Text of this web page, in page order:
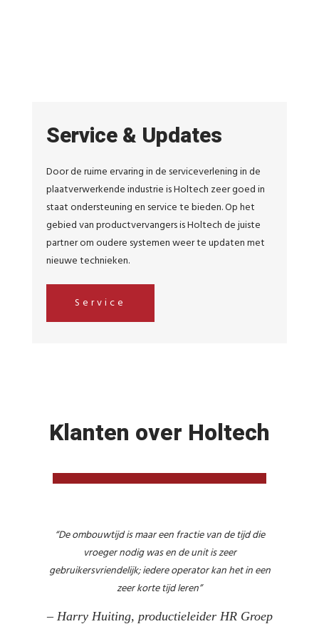
Service & Updates
Door de ruime ervaring in de serviceverlening in de
plaatverwerkende industrie is Holtech zeer goed in
staat ondersteuning en service te bieden. Op het
gebied van productvervangers is Holtech de juiste
partner om oudere systemen weer te updaten met
nieuwe technieken.
Service
Klanten over Holtech
“De ombouwtijd is maar een fractie van de tijd die
vroeger nodig was en de unit is zeer
gebruikersvriendelijk; iedere operator kan het in een
zeer korte tijd leren”
– Harry Huiting, productieleider HR Groep